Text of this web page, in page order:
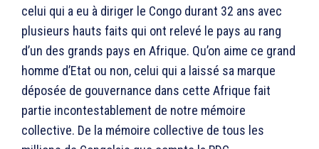
celui qui a eu à diriger le Congo durant 32 ans avec
plusieurs hauts faits qui ont relevé le pays au rang
d’un des grands pays en Afrique. Qu’on aime ce grand
homme d’Etat ou non, celui qui a laissé sa marque
déposée de gouvernance dans cette Afrique fait
partie incontestablement de notre mémoire
collective. De la mémoire collective de tous les